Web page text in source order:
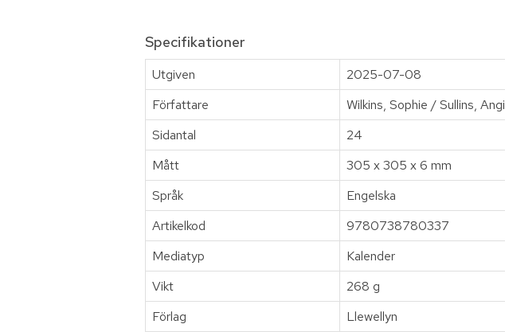
Specifikationer
Utgiven
2025-07-08
Författare
Wilkins, Sophie / Sullins, Angi
Sidantal
24
Mått
305 x 305 x 6 mm
Språk
Engelska
Artikelkod
9780738780337
Mediatyp
Kalender
Vikt
268 g
Förlag
Llewellyn